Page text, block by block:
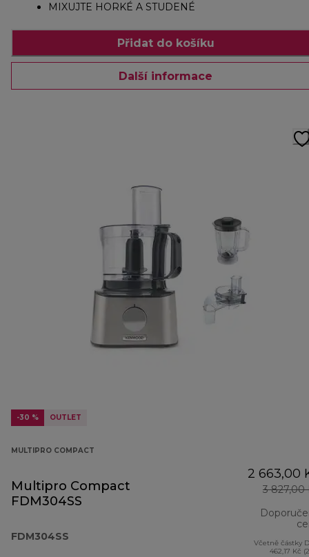
MIXUJTE HORKÉ A STUDENÉ
Přidat do košíku
Další informace
-30 % OUTLET
MULTIPRO COMPACT
Multipro Compact
FDM304SS
FDM304SS
2 663,00
3 827,00
Včetně částky
462,17 Kč